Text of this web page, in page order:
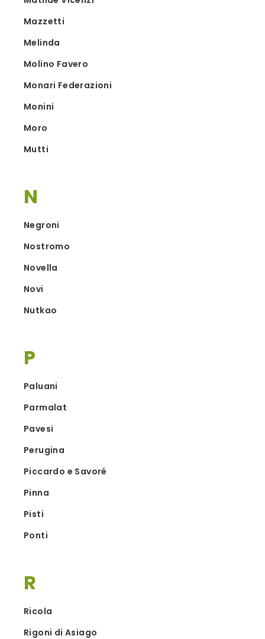
Mazzetti
Melinda
Molino Favero
Monari Federazioni
Monini
Moro
Mutti
N
Negroni
Nostromo
Novella
Novi
Nutkao
P
Paluani
Parmalat
Pavesi
Perugina
Piccardo e Savoré
Pinna
Pisti
Ponti
R
Ricola
Rigoni di Asiago